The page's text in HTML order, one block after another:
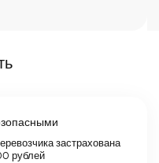
застрахована
рублей